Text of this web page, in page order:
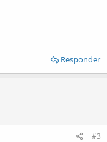
Responder
#3